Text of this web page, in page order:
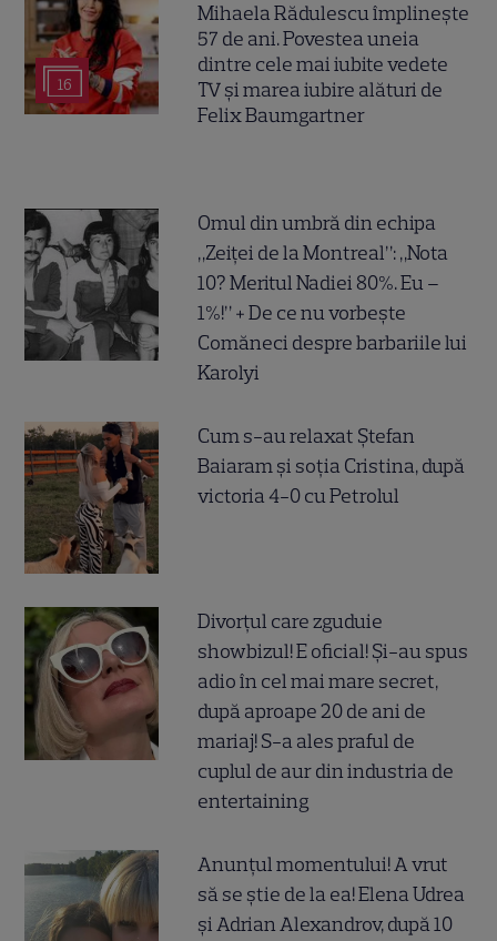
16
Mihaela Rădulescu împlinește
57 de ani. Povestea uneia
dintre cele mai iubite vedete
TV și marea iubire alături de
Felix Baumgartner
Omul din umbră din echipa
„Zeiței de la Montreal”: „Nota
10? Meritul Nadiei 80%. Eu –
1%!” + De ce nu vorbește
Comăneci despre barbariile lui
Karolyi
Cum s-au relaxat Ștefan
Baiaram și soția Cristina, după
victoria 4-0 cu Petrolul
Divorțul care zguduie
showbizul! E oficial! Și-au spus
adio în cel mai mare secret,
după aproape 20 de ani de
mariaj! S-a ales praful de
cuplul de aur din industria de
entertaining
Anunțul momentului! A vrut
să se știe de la ea! Elena Udrea
și Adrian Alexandrov, după 10